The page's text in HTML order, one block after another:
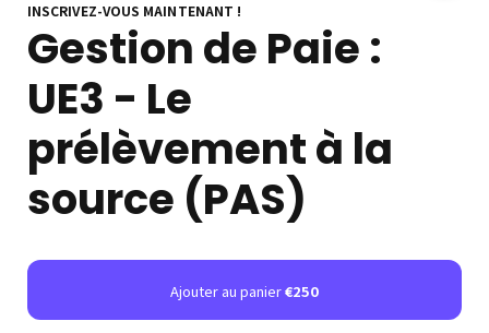
INSCRIVEZ-VOUS MAINTENANT !
Gestion de Paie :
UE3 - Le
prélèvement à la
source (PAS)
Ajouter au panier€250